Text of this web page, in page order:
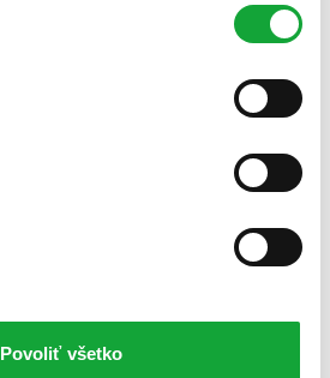
Povoliť všetko